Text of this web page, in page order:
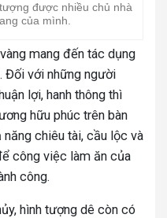
được nhiều chủ nhà
của mình.
mang đến tác dụng
Đối với những người
lợi, hanh thông thì
hữu phúc trên bàn
chiêu tài, cầu lộc và
công việc làm ăn của
công.
hình tượng dê còn có